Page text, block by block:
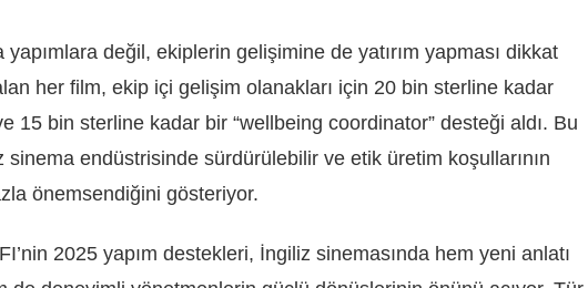
yapımlara değil, ekiplerin gelişimine de yatırım yapması dikkat
her film, ekip içi gelişim olanakları için 20 bin sterline kadar
15 bin sterline kadar bir “wellbeing coordinator” desteği aldı. Bu
sinema endüstrisinde sürdürülebilir ve etik üretim koşullarının
önemsendiğini gösteriyor.
2025 yapım destekleri, İngiliz sinemasında hem yeni anlatı